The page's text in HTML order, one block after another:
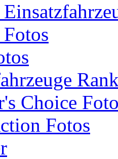
Fotos
Choice
Fotos